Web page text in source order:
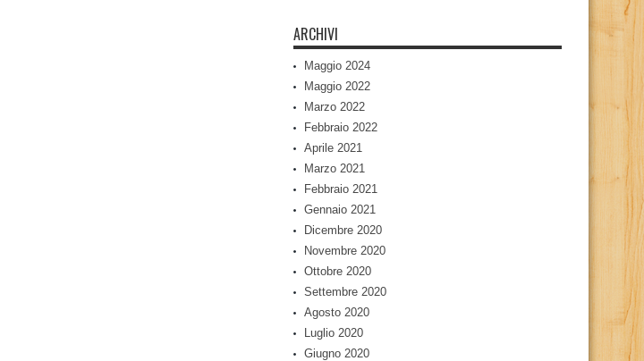
ARCHIVI
Maggio 2024
Maggio 2022
Marzo 2022
Febbraio 2022
Aprile 2021
Marzo 2021
Febbraio 2021
Gennaio 2021
Dicembre 2020
Novembre 2020
Ottobre 2020
Settembre 2020
Agosto 2020
Luglio 2020
Giugno 2020